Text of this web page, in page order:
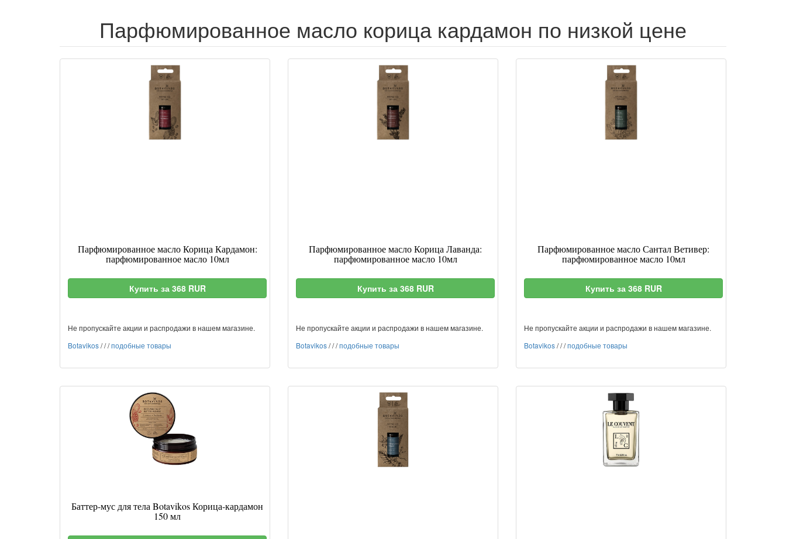
Парфюмированное масло корица кардамон по низкой цене
Парфюмированное масло Корица Кардамон:
парфюмированное масло 10мл
Купить за 368 RUR
Не пропускайте акции и распродажи в нашем магазине.
Botavikos///подобные товары
Парфюмированное масло Корица Лаванда:
парфюмированное масло 10мл
Купить за 368 RUR
Не пропускайте акции и распродажи в нашем магазине.
Botavikos///подобные товары
Парфюмированное масло Сантал Ветивер:
парфюмированное масло 10мл
Купить за 368 RUR
Не пропускайте акции и распродажи в нашем магазине.
Botavikos///подобные товары
Баттер-мус для тела Botavikos Корица-кардамон
150 мл